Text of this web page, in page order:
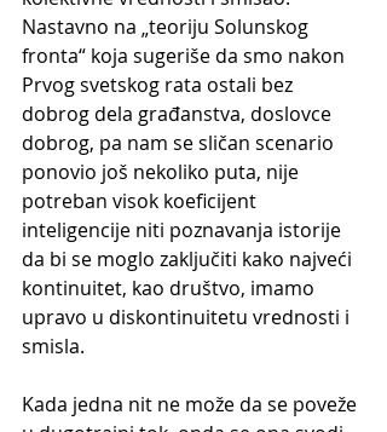
Nastavno na „teoriju Solunskog
fronta“ koja sugeriše da smo nakon
Prvog svetskog rata ostali bez
dobrog dela građanstva, doslovce
dobrog, pa nam se sličan scenario
ponovio još nekoliko puta, nije
potreban visok koeficijent
inteligencije niti poznavanja istorije
da bi se moglo zaključiti kako najveći
kontinuitet, kao društvo, imamo
upravo u diskontinuitetu vrednosti i
smisla.
Kada jedna nit ne može da se poveže